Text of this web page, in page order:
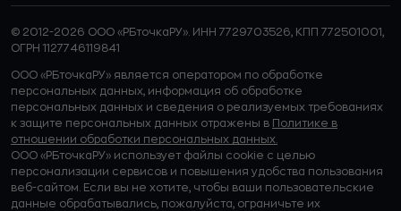
© 2012-2026 ООО «РБточкаРУ». ИНН 7729703526, КПП 772501001,
ОГРН 1127746119841
ООО «РБточкаРУ» является оператором по обработке
персональных данных, информация об обработке
персональных данных и сведения о реализуемых требованиях
к защите персональных данных отражены в Политике в
отношении обработки персональных данных.
ООО «РБточкаРУ» использует файлы cookie с целью
персонализации сервисов и повышения удобства пользования
веб-сайтом. Если вы не хотите, чтобы ваши пользовательские
данные обрабатывались, пожалуйста, ограничьте их